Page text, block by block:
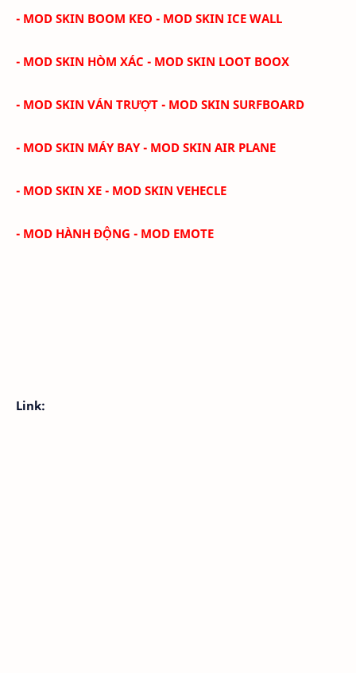
- MOD SKIN BOOM KEO - MOD SKIN ICE WALL
- MOD SKIN HÒM XÁC - MOD SKIN LOOT BOOX
- MOD SKIN VÁN TRƯỢT - MOD SKIN SURFBOARD
- MOD SKIN MÁY BAY - MOD SKIN AIR PLANE
- MOD SKIN XE - MOD SKIN VEHECLE
- MOD HÀNH ĐỘNG - MOD EMOTE
Link: